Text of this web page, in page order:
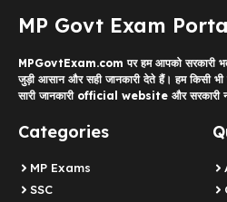
MP Govt Exam
MPGovtExam.com पर हम आपको सरकारी
जुड़ी आसान और सही जानकारी देते हैं। हम किसी भी
सारी जानकारी official website और सरकारी
Categories
MP Exams
SSC